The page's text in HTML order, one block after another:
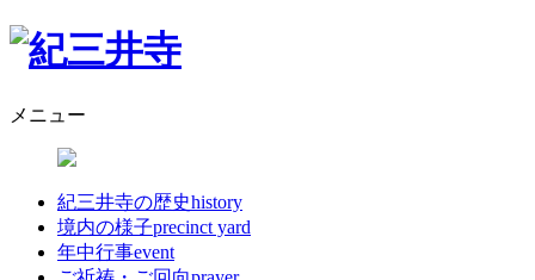
メニュー
紀三井寺の歴史history
境内の様子precinct yard
年中行事event